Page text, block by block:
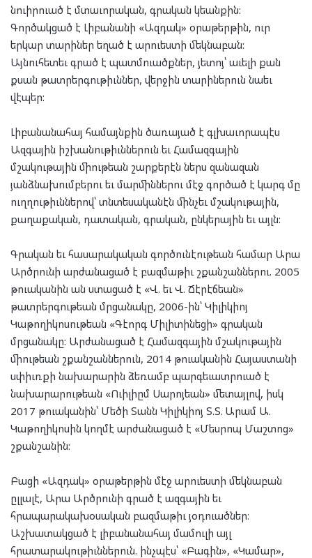
նուիրուած է մտաւորական, գրական կեանքին:
Գործակցած է Լիբանանի «Ազդակ» օրաթերթին, ուր
երկար տարիներ եղած է արուեստի մեկնաբան:
Այնուհետեւ գրած է պատմուածքներ, յետոյ՝ աւելի քան
քսան թատրերգութիւններ, վերջին տարիներուն նաեւ
վէպեր:
Լիբանանահայ համայնքին ծառայած է գլխաւորապէս
Ազգային իշխանութիւններուն եւ Համազգային
մշակութային միութեան շարքերէն ներս զանազան
յանձնախումբերու եւ մարմիններու մէջ գործած է կարգ մը
ուղղութիւններով՝ տնտեսականէն մինչեւ մշակութային,
քաղաքական, դատական, գրական, ընկերային եւ այլն:
Գրական եւ հասարակական գործունէութեան համար Արա
Արծրունի արժանացած է բազմաթիւ շքանշաններու. 2005
թուականին ան ստացած է «Վ. եւ Վ. Ճէրէճեան»
թատրերգութեան մրցանակը, 2006-ին՝ Կիլիկիոյ
Կաթողիկոսութեան «Գէորգ Միլիտինեցի» գրական
մրցանակը: Արժանացած է Համազգային մշակութային
միութեան շքանշաններուն, 2014 թուականին Հայաստանի
սփիւռքի նախարարին ձեռամբ պարգեւատրուած է
նախարարութեան «Ուիլիըմ Սարոյեան» մետայլով, իսկ
2017 թուականին՝ Մեծի Տանն Կիլիկիոյ Տ.Տ. Արամ Ա.
Կաթողիկոսին կողմէ արժանացած է «Մեսրոպ Մաշտոց»
շքանշանին:
Բացի «Ազդակ» օրաթերթին մէջ արուեստի մեկնաբան
ըլլալէ, Արա Արծրունի գրած է ազգային եւ
հրապարակախօսական բազմաթիւ յօդուածներ։
Աշխատակցած է լիբանանահայ մամուլի այլ
հրատարակութիւններուն. ինչպէս՝ «Բագին», «Կամար»,